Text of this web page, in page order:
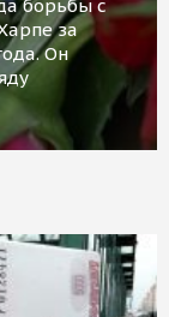
борьбы с
за
Он